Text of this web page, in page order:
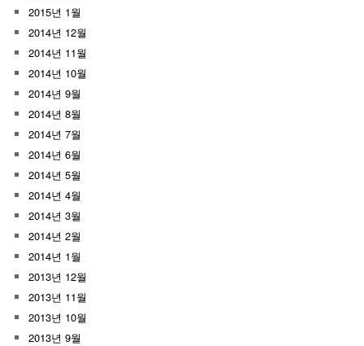
2015년 1월
2014년 12월
2014년 11월
2014년 10월
2014년 9월
2014년 8월
2014년 7월
2014년 6월
2014년 5월
2014년 4월
2014년 3월
2014년 2월
2014년 1월
2013년 12월
2013년 11월
2013년 10월
2013년 9월